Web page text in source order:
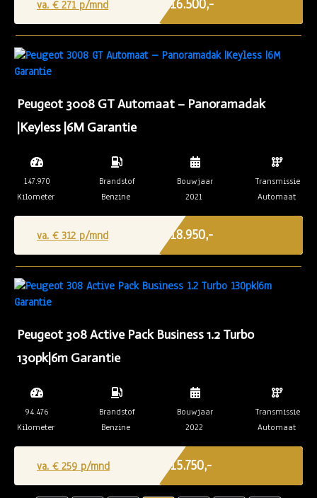
va. € 271p/mnd € 16.500,-
Peugeot 3008 GT Automaat – Panoramadak
|Keyless |6M Garantie
147.970
Kilometer
Brandstof
Benzine
Bouwjaar
2021
Transmissie
Automaat
va. € 312 p/mnd € 18.950,-
Peugeot 308 Active Pack Business 1.2 Turbo
130pk|6m Garantie
94.476
Kilometer
Brandstof
Benzine
Bouwjaar
2022
Transmissie
Automaat
va. € 259 p/mnd € 15.750,-